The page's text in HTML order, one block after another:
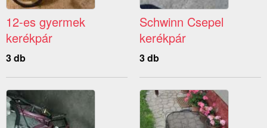
12-es gyermek
kerékpár
3 db
Schwinn Csepel
kerékpár
3 db